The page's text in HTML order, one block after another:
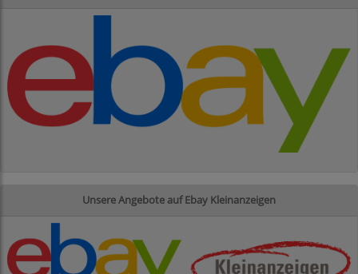
Unsere Angebote auf Ebay Kleinanzeigen